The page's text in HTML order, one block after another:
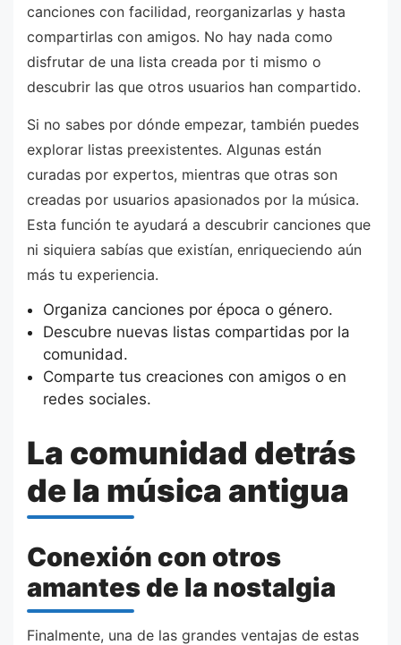
canciones con facilidad, reorganizarlas y hasta
compartirlas con amigos. No hay nada como
disfrutar de una lista creada por ti mismo o
descubrir las que otros usuarios han compartido.
Si no sabes por dónde empezar, también puedes
explorar listas preexistentes. Algunas están
curadas por expertos, mientras que otras son
creadas por usuarios apasionados por la música.
Esta función te ayudará a descubrir canciones que
ni siquiera sabías que existían, enriqueciendo aún
más tu experiencia.
Organiza canciones por época o género.
Descubre nuevas listas compartidas por la
comunidad.
Comparte tus creaciones con amigos o en
redes sociales.
La comunidad detrás
de la música antigua
Conexión con otros
amantes de la nostalgia
Finalmente, una de las grandes ventajas de estas